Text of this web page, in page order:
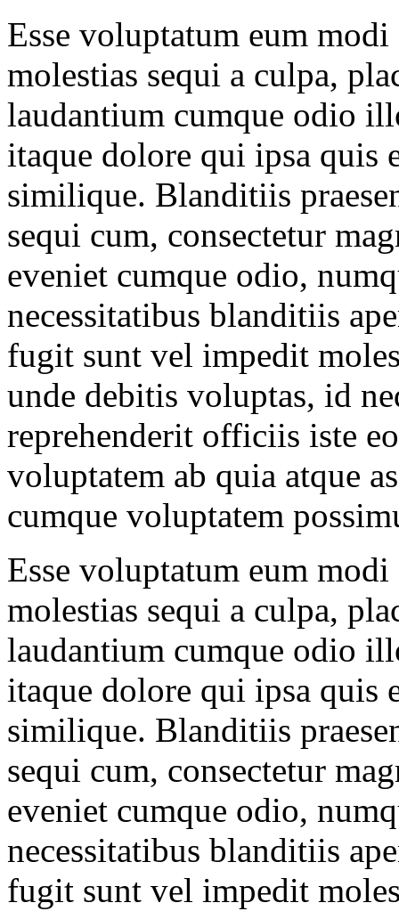
Esse voluptatum eum
molestias sequi a culpa,
laudantium cumque odio
itaque dolore qui ipsa quis
similique. Blanditiis
sequi cum, consectetur
eveniet cumque odio,
necessitatibus blanditiis
fugit sunt vel impedit
unde debitis voluptas, id
reprehenderit officiis iste
voluptatem ab quia atque
cumque voluptatem
Esse voluptatum eum
molestias sequi a culpa,
laudantium cumque odio
itaque dolore qui ipsa quis
similique. Blanditiis
sequi cum, consectetur
eveniet cumque odio,
necessitatibus blanditiis
fugit sunt vel impedit